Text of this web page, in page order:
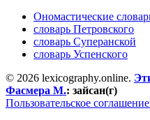
Ономастические
словарь Петровского
словарь Суперанской
словарь Успенского
© 2026 lexicography.online.
Фасмера М.: зайсан(г)
Пользовательское соглашение